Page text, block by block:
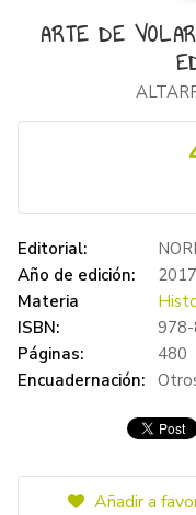
ARTE DE
Editorial:
Año de edición:
2017
Materia
ISBN:
Páginas:
480
Encuadernación:
Añadir a